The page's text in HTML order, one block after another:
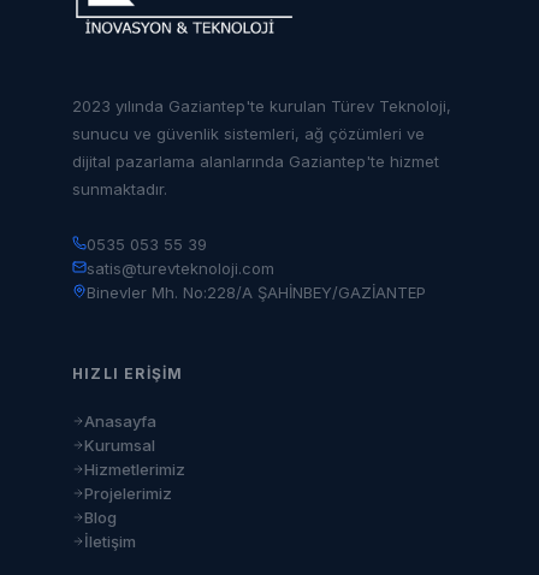
2023 yılında Gaziantep'te kurulan Türev Teknoloji,
sunucu ve güvenlik sistemleri, ağ çözümleri ve
dijital pazarlama alanlarında Gaziantep'te hizmet
sunmaktadır.
0535 053 55 39
satis@turevteknoloji.com
Binevler Mh. No:228/A ŞAHİNBEY/GAZİANTEP
HIZLI ERIŞIM
Anasayfa
Kurumsal
Hizmetlerimiz
Projelerimiz
Blog
İletişim